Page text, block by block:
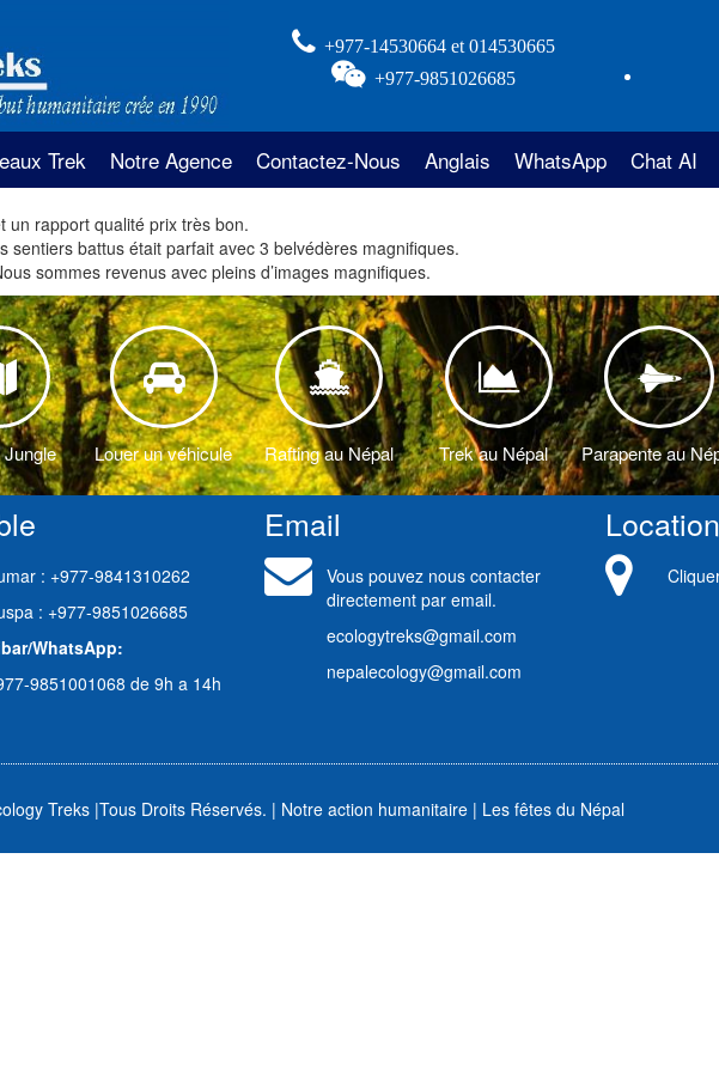
+977-14530664 et 014530665
+977-9851026685
au Népal
Trek
la crête du Khopra aux
belvédère de Muldai des
Mohare Hill de l’Annapurna
du Pike Peak
vallee de Pokhara
Notre Agence
Qui Sommes Nous?
Notre Action Humanitaire
Information Pratiques
Contactez-Nous Anglais WhatsApp Chat AI
un rapport qualité prix très bon.
battus était parfait avec 3 belvédères magnifiques.
sommes revenus avec pleins d’images magnifiques.
Jungle Louer un véhicule Rafting au Népal
<
Trek au Népal Parapente au
: +977-9841310262
: +977-9851026685
WhatsApp:
9851001068 de 9h a 14h
Email
Vous pouvez nous contacter
directement par email.
ecologytreks@gmail.com
nepalecology@gmail.com
Location
Treks |Tous Droits Réservés. | Notre action humanitaire | Les fêtes du Népal